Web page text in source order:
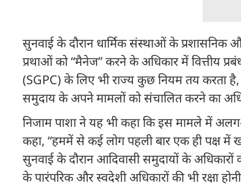
सुनवाई के दौरान धार्मिक संस्थाओं के प्रशासनिक
प्रथाओं को “मैनेज” करने के अधिकार में वित्तीय
(SGPC) के लिए भी राज्य कुछ नियम तय करता
समुदाय के अपने मामलों को संचालित करने का
निजाम पाशा ने यह भी कहा कि इस मामले में
कहा, “हममें से कई लोग पहली बार एक ही पक्ष में
सुनवाई के दौरान आदिवासी समुदायों के
के पारंपरिक और स्वदेशी अधिकारों की भी रक्षा